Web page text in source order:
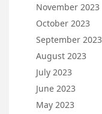
November 2023
October 2023
September 2023
August 2023
July 2023
June 2023
May 2023